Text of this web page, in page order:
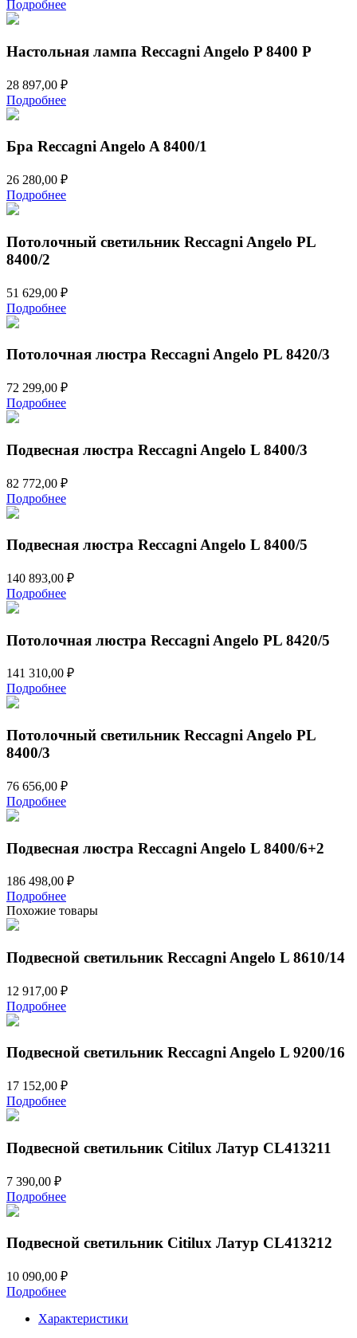
Подробнее
Настольная лампа Reccagni Angelo P 8400 P
28 897,00 ₽
Подробнее
Бра Reccagni Angelo A 8400/1
26 280,00 ₽
Подробнее
Потолочный светильник Reccagni Angelo PL
8400/2
51 629,00 ₽
Подробнее
Потолочная люстра Reccagni Angelo PL 8420/3
72 299,00 ₽
Подробнее
Подвесная люстра Reccagni Angelo L 8400/3
82 772,00 ₽
Подробнее
Подвесная люстра Reccagni Angelo L 8400/5
140 893,00 ₽
Подробнее
Потолочная люстра Reccagni Angelo PL 8420/5
141 310,00 ₽
Подробнее
Потолочный светильник Reccagni Angelo PL
8400/3
76 656,00 ₽
Подробнее
Подвесная люстра Reccagni Angelo L 8400/6+2
186 498,00 ₽
Подробнее
Похожие товары
Подвесной светильник Reccagni Angelo L 8610/14
12 917,00 ₽
Подробнее
Подвесной светильник Reccagni Angelo L 9200/16
17 152,00 ₽
Подробнее
Подвесной светильник Citilux Латур CL413211
7 390,00 ₽
Подробнее
Подвесной светильник Citilux Латур CL413212
10 090,00 ₽
Подробнее
Характеристики